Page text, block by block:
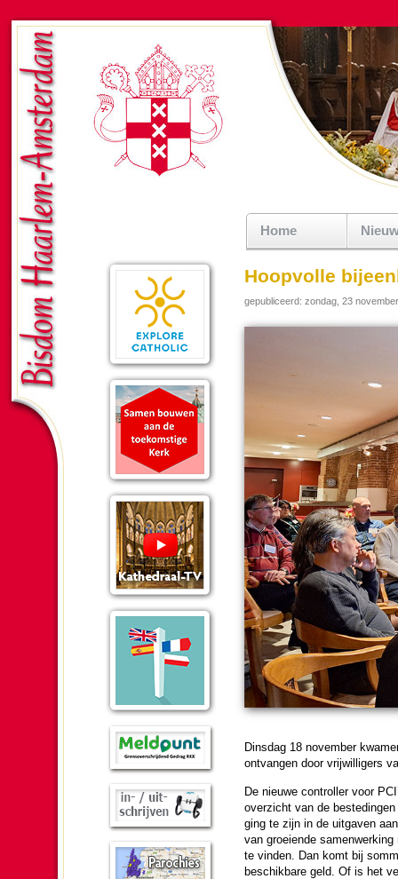
Home
Hoopvolle
gepubliceerd: zondag, 23
Dins­dag 18 no­vem­ber
ont­van­gen door vrij­wil­li­gers
De nieuwe controller voor
over­zicht van de
ging te zijn in de uitgaven
van groeiende
te vin­den. Dan komt bij
beschik­ba­re geld. Of is het